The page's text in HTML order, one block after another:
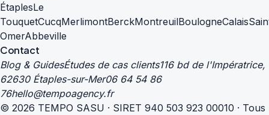
ÉtaplesLe
TouquetCucqMerlimontBerckMontreuilBoulogneCalais
OmerAbbeville
Contact
Blog & GuidesÉtudes de cas clients116 bd de l'Impératrice,
62630 Étaples-sur-Mer06 64 54 86
76hello@tempoagency.fr
© 2026 TEMPO SASU · SIRET 940 503 923 00010 · Tous